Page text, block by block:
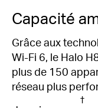
Capacité
Grâce aux
Wi-Fi 6, le Halo
plus de 150
réseau plus
†